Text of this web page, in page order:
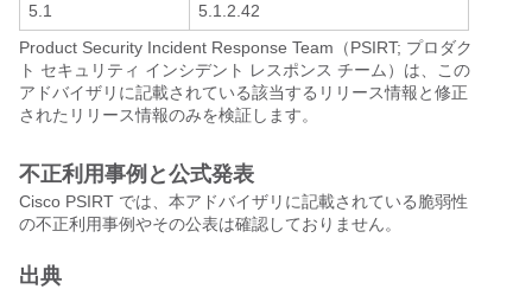
5.1
5.1.2.42
Product Security Incident Response Team（PSIRT; プロダク
ト セキュリティ インシデント レスポンス チーム）は、この
アドバイザリに記載されている該当するリリース情報と修正
されたリリース情報のみを検証します。
不正利用事例と公式発表
Cisco PSIRT では、本アドバイザリに記載されている脆弱性
の不正利用事例やその公表は確認しておりません。
出典